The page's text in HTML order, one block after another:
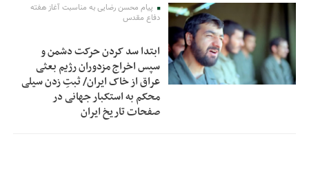
پیام محسن رضایی به مناسبت آغاز هفته
دفاع مقدس
ابتدا سد کردن حرکت دشمن و
سپس اخراج مزدوران رژیم بعثی
عراق از خاک ایران/ ثبتِ زدن سیلی
محکم به استکبار جهانی در
صفحات تاریخ ایران